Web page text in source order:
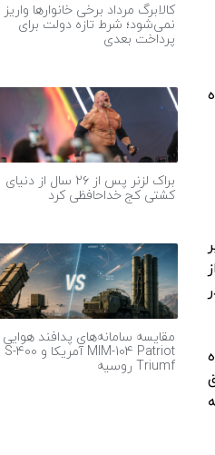
کالابرگ مرداد برخی خانوارها واریز
نمی‌شود؛ شرط تازه دولت برای
پرداخت بعدی
براک لزنر پس از ۲۶ سال از دنیای
کشتی کج خداحافظی کرد
مقایسه سامانه‌های پدافند هوایی
MIM-104 Patriot آمریکا و S-400
Triumf روسیه